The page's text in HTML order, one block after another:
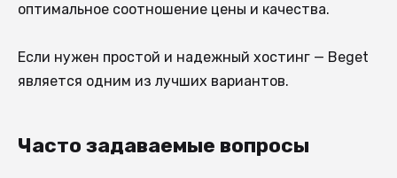
оптимальное соотношение цены и качества.
Если нужен простой и надежный хостинг — Beget
является одним из лучших вариантов.
Часто задаваемые вопросы